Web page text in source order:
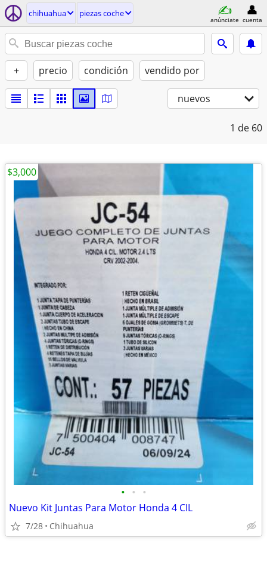
chihuahua piezas coche
anúnciate cuenta
+ precio condición vendido por
nuevos
1 de 60
• • •
Nuevo Kit Juntas Para Motor Honda 4 CIL
7/28 Chihuahua
$3,000